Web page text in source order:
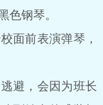
色钢琴。
前表演弹琴，
避，会因为班长